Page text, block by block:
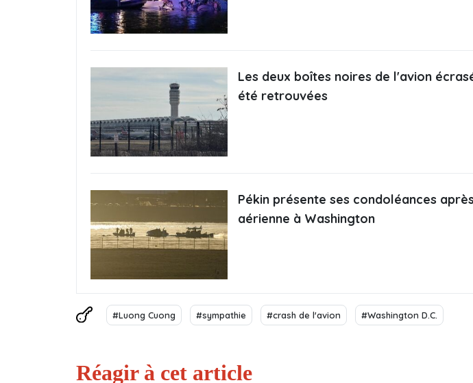
Les deux boîtes noires de l'avion
été retrouvées
Pékin présente ses condoléances
aérienne à Washington
#Luong Cuong #sympathie #crash de l'avion #Washington D.C.